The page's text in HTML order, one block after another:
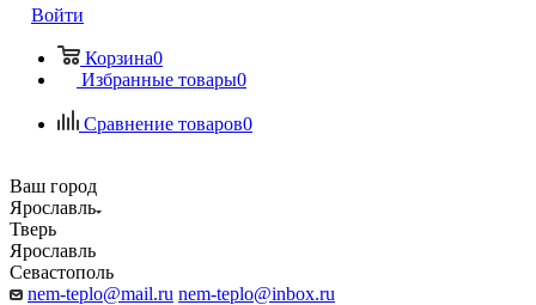
Войти
Корзина0
Избранные товары0
Сравнение товаров0
Ваш город
Ярославль
Тверь
Ярославль
Севастополь
nem-teplo@mail.ru nem-teplo@inbox.ru